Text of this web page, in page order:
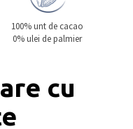
100% unt de cacao
0% ulei de palmier
cu